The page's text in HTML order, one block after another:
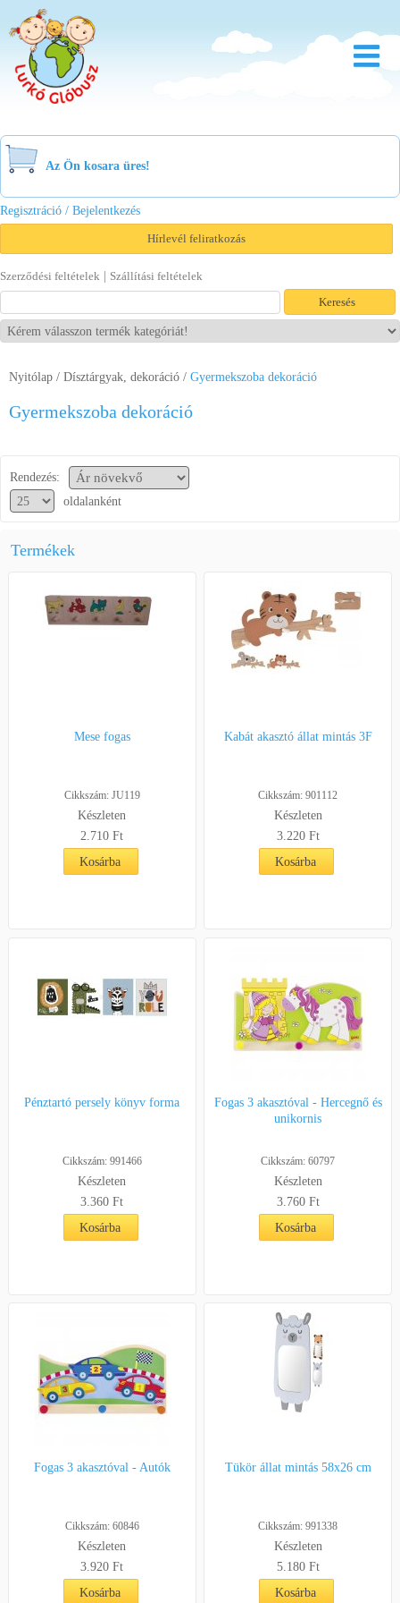
Bölcsőde
Család
Akció
Viszonteladóknak
Letöltések
Segítség a vásárláshoz
Az Ön kosara üres!
Regisztráció / Bejelentkezés
Hírlevél feliratkozás
Szerződési feltételek | Szállítási feltételek
Nyitólap / Dísztárgyak, dekoráció / Gyermekszoba dekoráció
Gyermekszoba dekoráció
Rendezés:
oldalanként
Termékek
Mese fogas
Cikkszám: JU119
Készleten
2.710 Ft
Kosárba
Kabát akasztó állat mintás 3F
Cikkszám: 901112
Készleten
3.220 Ft
Kosárba
Pénztartó persely könyv forma
Cikkszám: 991466
Készleten
3.360 Ft
Kosárba
Fogas 3 akasztóval - Hercegnő és
unikornis
Cikkszám: 60797
Készleten
3.760 Ft
Kosárba
Fogas 3 akasztóval - Autók
Cikkszám: 60846
Készleten
3.920 Ft
Kosárba
Tükör állat mintás 58x26 cm
Cikkszám: 991338
Készleten
5.180 Ft
Kosárba